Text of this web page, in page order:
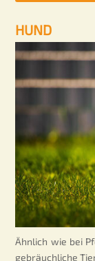
HUND
Ähnlich wie bei
gebräuchliche